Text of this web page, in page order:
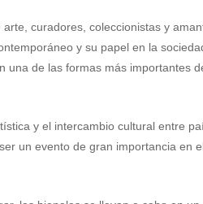
curadores, coleccionistas y
y su papel en la
una de las formas más importantes
y el intercambio cultural entre
un evento de gran importancia en